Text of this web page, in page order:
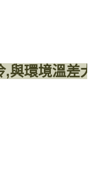
與環境溫差